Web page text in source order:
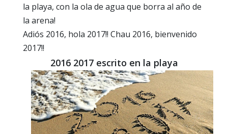
la playa, con la ola de agua que borra al año de
la arena!
Adiós 2016, hola 2017!! Chau 2016, bienvenido
2017!!
2016 2017 escrito en la playa